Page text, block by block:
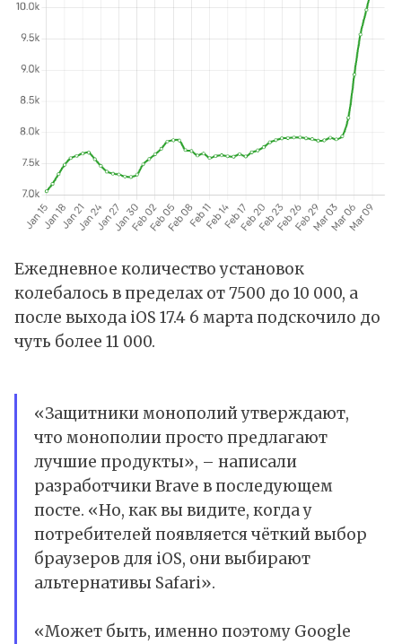
Ежедневное количество установок
колебалось в пределах от 7500 до 10 000, а
после выхода iOS 17.4 6 марта подскочило до
чуть более 11 000.
«Защитники монополий утверждают,
что монополии просто предлагают
лучшие продукты», –написали
разработчики Brave в последующем
посте. «Но, как вы видите, когда у
потребителей появляется чёткий выбор
браузеров для iOS, они выбирают
альтернативы Safari».
«Может быть, именно поэтому Google